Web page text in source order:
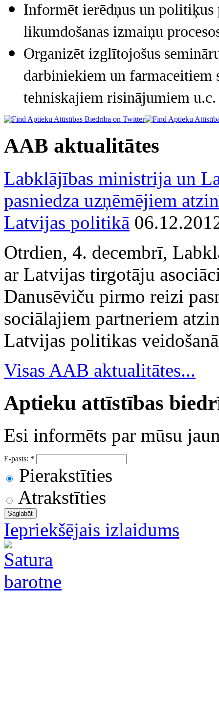
Informēt ierēdņus un
likumdošanas izmaiņu
Organizēt izglītojošus
darbiniekiem un farmaceitiem
tehniskajiem risinājumiem
AAB aktualitātes
Labklājības ministrija un
pasniedza uzņēmējiem
Latvijas politikā
Otrdien, 4. decembrī,
ar Latvijas tirgotāju
Danusēviču pirmo reizi
sociālajiem partneriem
Latvijas politikas
Visas AAB aktualitātes...
Aptieku attīstības
Esi informēts par mūsu
E-pasts: *
Pierakstīties
Atrakstīties
Iepriekšējais izlaidums